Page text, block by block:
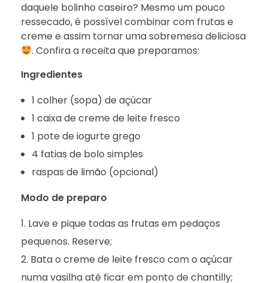
daquele bolinho caseiro? Mesmo um pouco
ressecado, é possível combinar com frutas e
creme e assim tornar uma sobremesa deliciosa
. Confira a receita que preparamos:
Ingredientes
1 colher (sopa) de açúcar
1 caixa de creme de leite fresco
1 pote de iogurte grego
4 fatias de bolo simples
raspas de limão (opcional)
Modo de preparo
Lave e pique todas as frutas em pedaços
pequenos. Reserve;
Bata o creme de leite fresco com o açúcar
numa vasilha até ficar em ponto de chantilly;